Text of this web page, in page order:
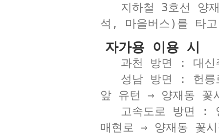
지하철 3호선 양
석, 마을버스)를 타
자가용 이용 시
과천 방면 : 대신
성남 방면 : 헌릉
앞 유턴 → 양재동 꽃
고속도로 방면 :
매현로 → 양재동 꽃